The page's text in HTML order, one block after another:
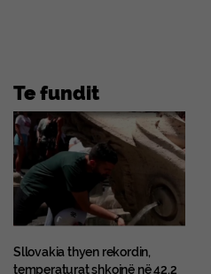
Te fundit
Sllovakia thyen rekordin,
temperaturat shkojnë në 42.2